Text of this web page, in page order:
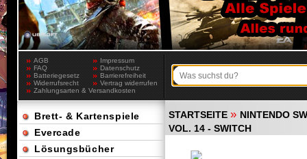
AGB
Impressum
FAQ
Datenschutz
Batteriegesetz
Barrierefreiheit
Widerrufsrecht
Vertrag widerrufen
Zahlungsarten & Versandkosten
STARTSEITE » NINTENDO
VOL. 14 - SWITCH
Brett- & Kartenspiele
Evercade
Lösungsbücher